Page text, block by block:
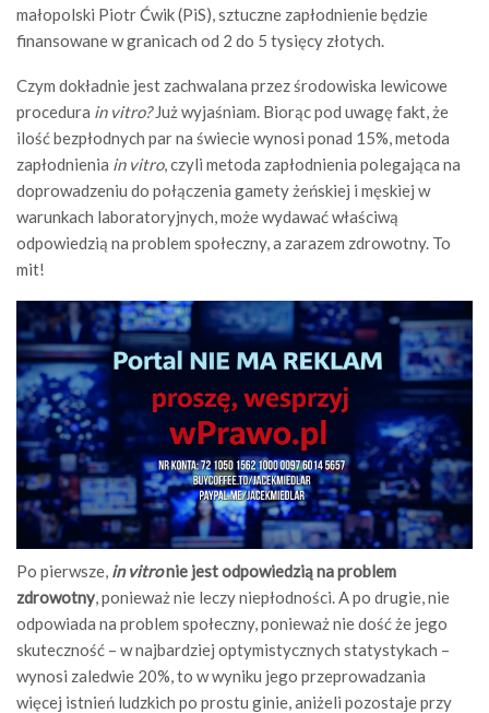
małopolski Piotr Ćwik (PiS), sztuczne zapłodnienie będzie
finansowane w granicach od 2 do 5 tysięcy złotych.
Czym dokładnie jest zachwalana przez środowiska lewicowe
procedura in vitro?Już wyjaśniam. Biorąc pod uwagę fakt, że
ilość bezpłodnych par na świecie wynosi ponad 15%, metoda
zapłodnienia in vitro, czyli metoda zapłodnienia polegająca na
doprowadzeniu do połączenia gamety żeńskiej i męskiej w
warunkach laboratoryjnych, może wydawać właściwą
odpowiedzią na problem społeczny, a zarazem zdrowotny. To
mit!
Po pierwsze, in vitronie jest odpowiedzią na problem
zdrowotny, ponieważ nie leczy niepłodności. A po drugie, nie
odpowiada na problem społeczny, ponieważ nie dość że jego
skuteczność – w najbardziej optymistycznych statystykach –
wynosi zaledwie 20%, to w wyniku jego przeprowadzania
więcej istnień ludzkich po prostu ginie, aniżeli pozostaje przy